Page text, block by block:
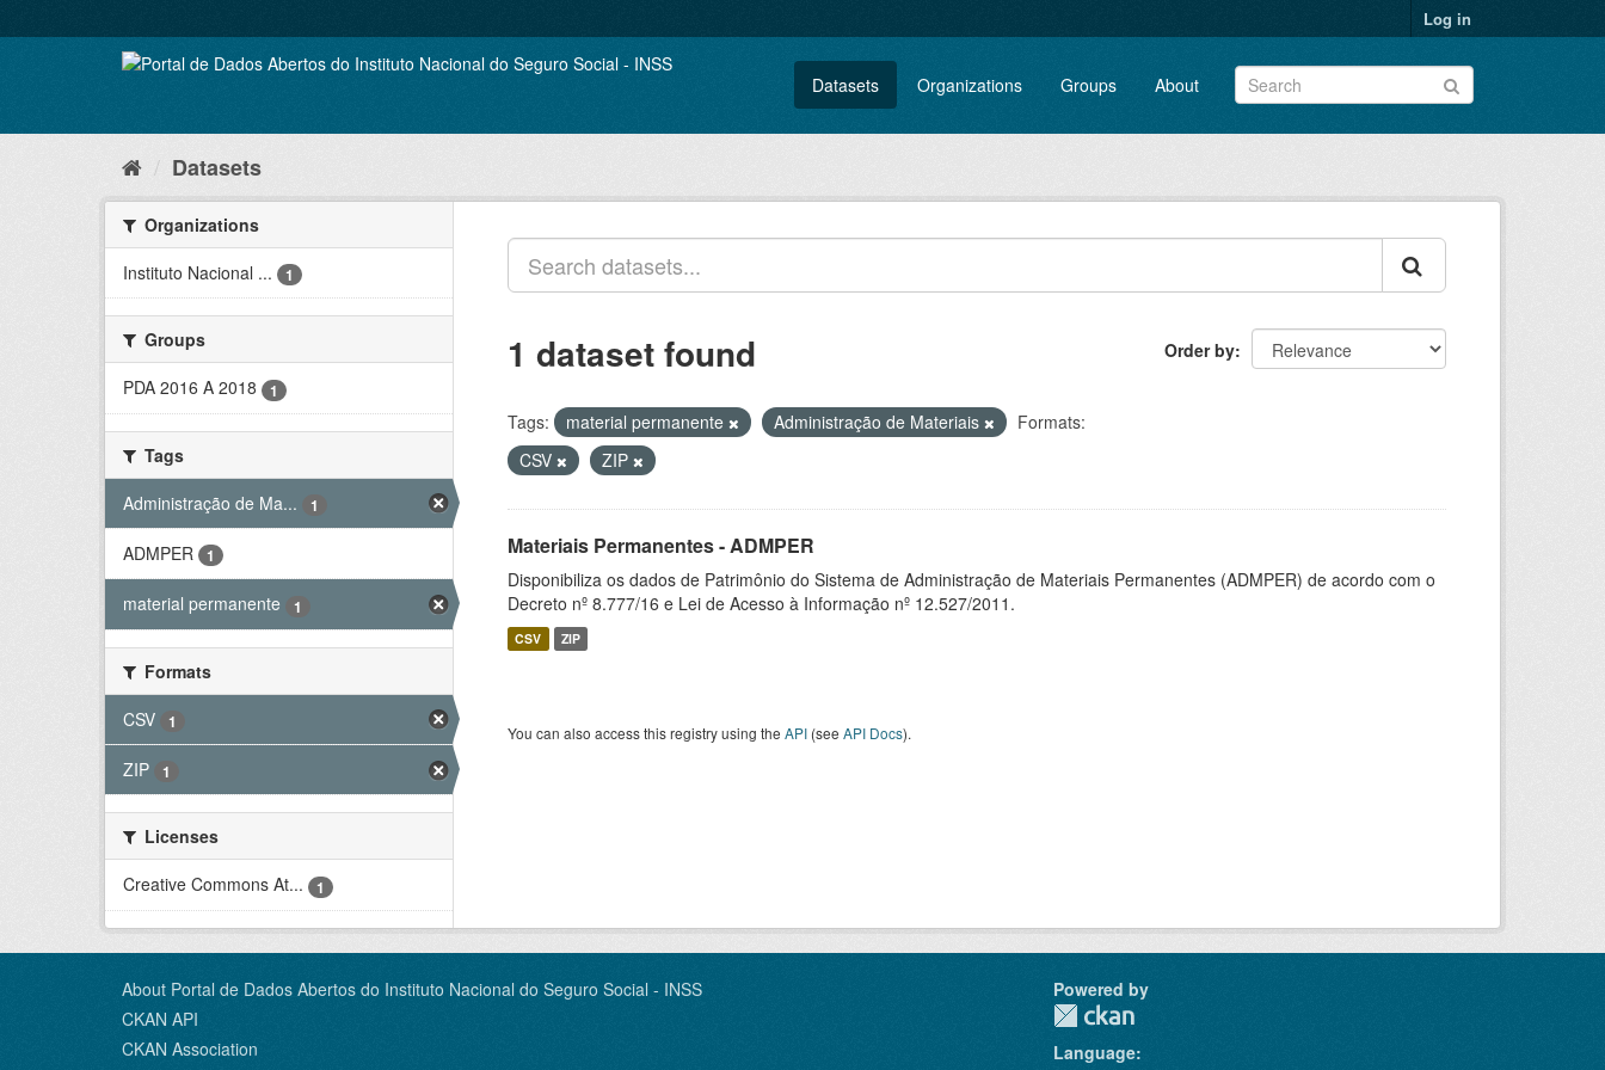
to
Log in
Datasets Organizations Groups About
Datasets
Organizations
Instituto Nacional ...
1
Groups
PDA 2016 A 2018
1
Tags
Administração de Ma...
1
ADMPER 1
material permanente 1
Formats
CSV
1
ZIP 1
Licenses
Creative Commons At...
1
Order by
1 dataset found
Tags: material permanente Administração de Materiais
Formats:
CSV
ZIP
Materiais Permanentes - ADMPER
Disponibiliza os dados de Patrimônio do Sistema de Administração de Materiais Permanentes (ADMPER) de acordo com o
Decreto nº 8.777/16 e Lei de Acesso à Informação nº 12.527/2011.
CSV ZIP
You can also access this registry using the API (see API Docs).
About Portal de Dados Abertos do Instituto Nacional do Seguro Social - INSS
CKAN API
CKAN Association
Powered by
Language